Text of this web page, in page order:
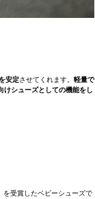
安定させてくれます。 軽量で
けシューズとしての機能をし
を受賞したベビーシューズで